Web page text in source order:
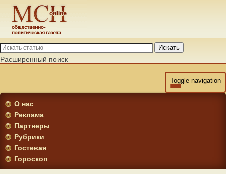
Искать
Расширенный поиск
Toggle navigation
О нас
Реклама
Партнеры
Рубрики
Гостевая
Гороскоп